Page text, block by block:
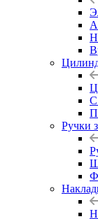
С
Ручки